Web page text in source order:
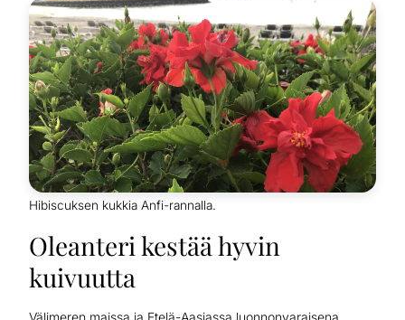
Hibiscuksen kukkia Anfi-rannalla.
Oleanteri kestää hyvin
kuivuutta